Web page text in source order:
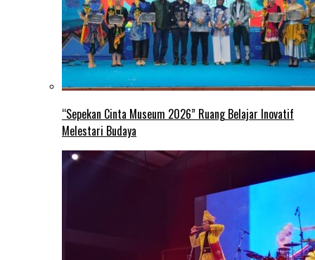
“Sepekan Cinta Museum 2026” Ruang Belajar Inovatif
Melestari Budaya